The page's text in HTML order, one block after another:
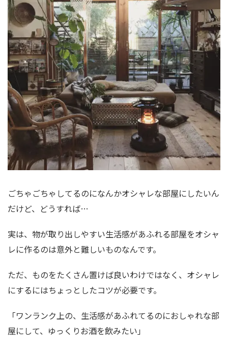
ごちゃごちゃしてるのになんかオシャレな部屋にしたいん
だけど、どうすれば…
実は、物が取り出しやすい生活感があふれる部屋をオシャ
レに作るのは意外と難しいものなんです。
ただ、ものをたくさん置けば良いわけではなく、オシャレ
にするにはちょっとしたコツが必要です。
「ワンランク上の、生活感があふれてるのにおしゃれな部
屋にして、ゆっくりお酒を飲みたい」